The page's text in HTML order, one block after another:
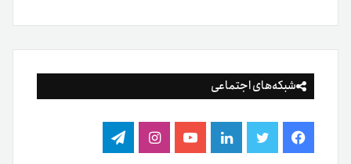
شبکه‌های اجتماعی
فیس توییتر لینکدینیوتیوباینستاگرام
تلگرام